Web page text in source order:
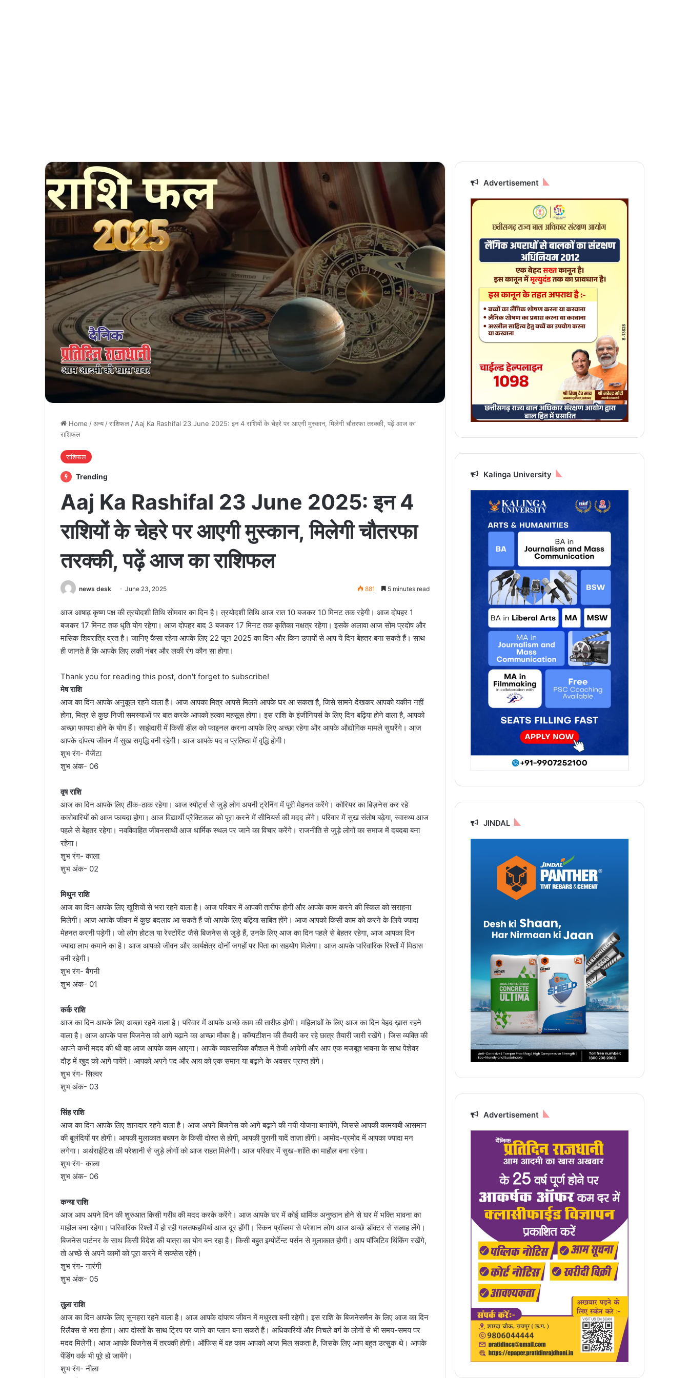
Home /अन्य /राशिफल / Aaj Ka Rashifal 23 June 2025: इन 4 राशियों के चेहरे पर आएगी मुस्कान, मिलेगी चौतरफा तरक्की, पढ़ें आज का
राशिफल
राशिफल
Trending
Aaj Ka Rashifal 23 June 2025: इन 4
राशियों के चेहरे पर आएगी मुस्कान, मिलेगी चौतरफा
तरक्की, पढ़ें आज का राशिफल
news desk June 23, 2025 881 5 minutes read
आज आषाढ़ कृष्ण पक्ष की त्रयोदशी तिथि सोमवार का दिन है। त्रयोदशी तिथि आज रात 10 बजकर 10 मिनट तक रहेगी। आज दोपहर 1
बजकर 17 मिनट तक धृति योग रहेगा। आज दोपहर बाद 3 बजकर 17 मिनट तक कृतिका नक्षत्र रहेगा। इसके अलावा आज सोम प्रदोष और
मासिक शिवरात्रि व्रत है। जानिए कैसा रहेगा आपके लिए 22 जून 2025 का दिन और किन उपायों से आप ये दिन बेहतर बना सकते हैं। साथ
ही जानते हैं कि आपके लिए लकी नंबर और लकी रंग कौन सा होगा।
Thank you for reading this post, don't forget to subscribe!
मेष राशि
आज का दिन आपके अनुकूल रहने वाला है। आज आपका मित्र आपसे मिलने आपके घर आ सकता है, जिसे सामने देखकर आपको यकीन नहीं
होगा, मित्र से कुछ निजी समस्याओं पर बात करके आपको हल्का महसूस होगा। इस राशि के इंजीनियर्स के लिए दिन बढ़िया होने वाला है, आपको
अच्छा फायदा होने के योग हैं। साझेदारी में किसी डील को फाइनल करना आपके लिए अच्छा रहेगा और आपके औद्योगिक मामले सुधरेंगे। आज
आपके दांपत्य जीवन में सुख समृद्धि बनी रहेगी। आज आपके पद व प्रतिष्ठा में वृद्धि होगी।
शुभ रंग- मैजेंटा
शुभ अंक- 06
वृष राशि
आज का दिन आपके लिए ठीक-ठाक रहेगा। आज स्पोर्ट्स से जुड़े लोग अपनी ट्रेनिंग में पूरी मेहनत करेंगे। कोरियर का बिज़नेस कर रहे
कारोबारियों को आज फायदा होगा। आज विद्यार्थी प्रैक्टिकल को पूरा करने में सीनियर्स की मदद लेंगे। परिवार में सुख संतोष बढ़ेगा, स्वास्थ्य आज
पहले से बेहतर रहेगा। नवविवाहित जीवनसाथी आज धार्मिक स्थल पर जाने का विचार करेंगे। राजनीति से जुड़े लोगों का समाज में दबदबा बना
रहेगा।
शुभ रंग- काला
शुभ अंक- 02
मिथुन राशि
आज का दिन आपके लिए खुशियों से भरा रहने वाला है। आज परिवार में आपकी तारीफ होगी और आपके काम करने की स्किल को सराहना
मिलेगी। आज आपके जीवन में कुछ बदलाव आ सकते हैं जो आपके लिए बढ़िया साबित होंगे। आज आपको किसी काम को करने के लिये ज्यादा
मेहनत करनी पड़ेगी। जो लोग होटल या रेस्टोरेंट जैसे बिजनेस से जुड़े हैं, उनके लिए आज का दिन पहले से बेहतर रहेगा, आज आपका दिन
ज्यादा लाभ कमाने का है। आज आपको जीवन और कार्यक्षेत्र दोनों जगहों पर पिता का सहयोग मिलेगा। आज आपके पारिवारिक रिश्तों में मिठास
बनी रहेगी।
शुभ रंग- बैंगनी
शुभ अंक- 01
कर्क राशि
आज का दिन आपके लिए अच्छा रहने वाला है। परिवार में आपके अच्छे काम की तारीफ़ होगी। महिलाओं के लिए आज का दिन बेहद ख़ास रहने
वाला है। आज आपके पास बिजनेस को आगे बढ़ाने का अच्छा मौका है। कॉम्पटीशन की तैयारी कर रहे छात्र तैयारी जारी रखेंगे। जिस व्यक्ति की
आपने कभी मदद की थी वह आज आपके काम आएगा। आपके व्यावसायिक कौशल में तेजी आयेगी और आप एक मजबूत भावना के साथ पेशेवर
दौड़ में खुद को आगे पायेंगे। आपको अपने पद और आय को एक समान या बढ़ाने के अवसर प्राप्त होंगे।
शुभ रंग- सिल्वर
शुभ अंक- 03
सिंह राशि
आज का दिन आपके लिए शानदार रहने वाला है। आज अपने बिजनेस को आगे बढ़ाने की नयी योजना बनायेंगे, जिससे आपकी कामयाबी आसमान
की बुलंदियों पर होगी। आपकी मुलाकात बचपन के किसी दोस्त से होगी, आपकी पुरानी यादें ताज़ा होंगी। आमोद-प्रमोद में आपका ज्यादा मन
लगेगा। अर्थराईटिस की परेशानी से जुड़े लोगों को आज राहत मिलेगी। आज परिवार में सुख-शांति का माहौल बना रहेगा।
शुभ रंग- काला
शुभ अंक- 06
कन्या राशि
आज आप अपने दिन की शुरुआत किसी गरीब की मदद करके करेंगे। आज आपके घर में कोई धार्मिक अनुष्ठान होने से घर में भक्ति भावना का
माहौल बना रहेगा। पारिवारिक रिश्तों में हो रही गलतफहमियां आज दूर होंगी। स्किन प्रॉब्लम से परेशान लोग आज अच्छे डॉक्टर से सलाह लेंगे।
बिजनेस पार्टनर के साथ किसी विदेश की यात्रा का योग बन रहा है। किसी बहुत इम्पोर्टेन्ट पर्सन से मुलाकात होगी। आप पॉजिटिव थिंकिंग रखेंगे,
तो अच्छे से अपने कामों को पूरा करने में सक्सेस रहेंगे।
शुभ रंग- नारंगी
शुभ अंक- 05
तुला राशि
आज का दिन आपके लिए सुनहरा रहने वाला है। आज आपके दांपत्य जीवन में मधुरता बनी रहेगी। इस राशि के बिजनेसमैन के लिए आज का दिन
रिलैक्स से भरा होगा। आप दोस्तों के साथ ट्रिप पर जाने का प्लान बना सकते हैं। अधिकारियों और निचले वर्ग के लोगों से भी समय-समय पर
मदद मिलेगी। आज आपके बिजनेस में तरक्की होगी। ऑफिस में वह काम आपको आज मिल सकता है, जिसके लिए आप बहुत उत्सुक थे। आपके
पेंडिंग वर्क भी पूरे हो जायेंगे।
शुभ रंग- नीला
Advertisement
Kalinga University
JINDAL
Advertisement